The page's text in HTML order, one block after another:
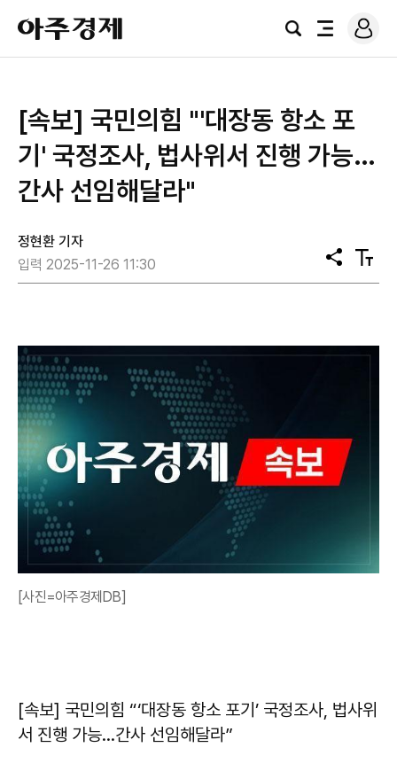
아
주
경
검
전
로
그
[속보] 국민의힘 "'대장동 항소 포
기' 국정조사, 법사위서 진행 가능…
간사 선임해달라"
정현환 기자
입력 2025-11-26 11:30
공
유
텍
스
[사진=아주경제DB]
[속보] 국민의힘 “‘대장동 항소 포기’ 국정조사, 법사위
서 진행 가능…간사 선임해달라”